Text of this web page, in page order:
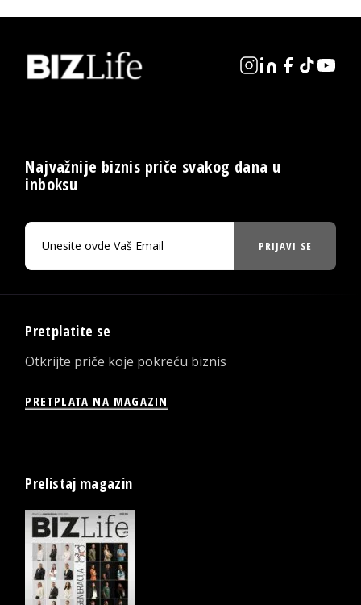
Najvažnije biznis priče svakog dana u
inboksu
PRIJAVI SE
Pretplatite se
Otkrijte priče koje pokreću biznis
PRETPLATA NA MAGAZIN
Prelistaj magazin